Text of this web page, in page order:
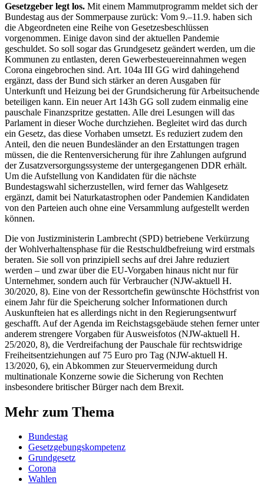
Gesetzgeber legt los. Mit einem Mammutprogramm meldet sich der
Bundestag aus der Sommerpause zurück: Vom 9.–11.9. haben sich
die Abgeordneten eine Reihe von Gesetzesbeschlüssen
vorgenommen. Einige davon sind der aktuellen Pandemie
geschuldet. So soll sogar das Grundgesetz geändert werden, um die
Kommunen zu entlasten, deren Gewerbesteuereinnahmen wegen
Corona eingebrochen sind. Art. 104a III GG wird dahingehend
ergänzt, dass der Bund sich stärker an deren Ausgaben für
Unterkunft und Heizung bei der Grundsicherung für Arbeitsuchende
beteiligen kann. Ein neuer Art 143h GG soll zudem einmalig eine
pauschale Finanzspritze gestatten. Alle drei Lesungen will das
Parlament in dieser Woche durchziehen. Begleitet wird das durch
ein Gesetz, das diese Vorhaben umsetzt. Es reduziert zudem den
Anteil, den die neuen Bundesländer an den Erstattungen tragen
müssen, die die Rentenversicherung für ihre Zahlungen aufgrund
der Zusatzversorgungssysteme der untergegangenen DDR erhält.
Um die Aufstellung von Kandidaten für die nächste
Bundestagswahl sicherzustellen, wird ferner das Wahlgesetz
ergänzt, damit bei Naturkatastrophen oder Pandemien Kandidaten
von den Parteien auch ohne eine Versammlung aufgestellt werden
können.
Die von Justizministerin Lambrecht (SPD) betriebene Verkürzung
der Wohlverhaltensphase für die Restschuldbefreiung wird erstmals
beraten. Sie soll von prinzipiell sechs auf drei Jahre reduziert
werden – und zwar über die EU-Vorgaben hinaus nicht nur für
Unternehmer, sondern auch für Verbraucher (NJW-aktuell H.
30/2020, 8). Eine von der Ressortchefin gewünschte Höchstfrist von
einem Jahr für die Speicherung solcher Informationen durch
Auskunfteien hat es allerdings nicht in den Regierungsentwurf
geschafft. Auf der Agenda im Reichstagsgebäude stehen ferner unter
anderem strengere Vorgaben für Ausweisfotos (NJW-aktuell H.
25/2020, 8), die Verdreifachung der Pauschale für rechtswidrige
Freiheitsentziehungen auf 75 Euro pro Tag (NJW-aktuell H.
13/2020, 6), ein Abkommen zur Steuervermeidung durch
multinationale Konzerne sowie die Sicherung von Rechten
insbesondere britischer Bürger nach dem Brexit.
Mehr zum Thema
Bundestag
Gesetzgebungskompetenz
Grundgesetz
Corona
Wahlen